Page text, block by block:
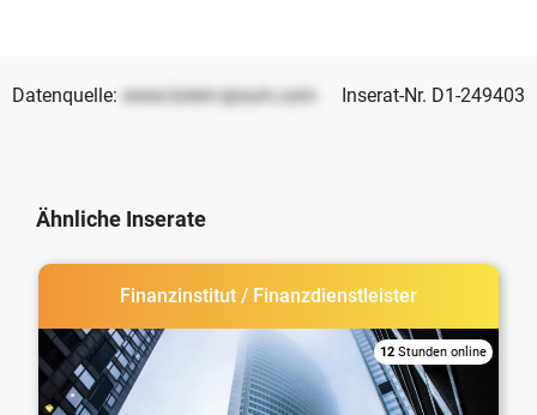
Datenquelle: www.lorem-ipsum.com Inserat-Nr. D1-249403
Ähnliche Inserate
Finanzinstitut / Finanzdienstleister
12 Stunden online